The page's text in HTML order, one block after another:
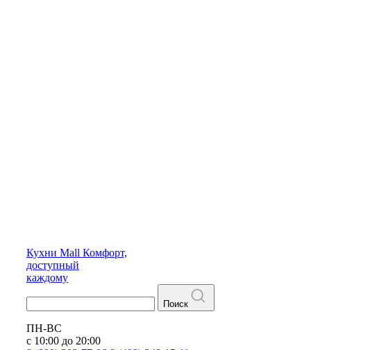
Кухни Mall Комфорт,
доступный
каждому
Поиск
ПН-ВС
с 10:00 до 20:00